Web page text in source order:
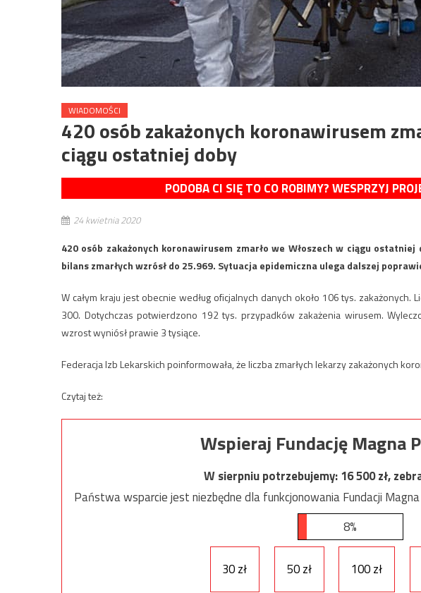
WIADOMOŚCI
420 osób zakażonych koronawirusem
ciągu ostatniej doby
PODOBA CI SIĘ TO CO ROBIMY? WESPRZYJ
24 kwietnia 2020
420 osób zakażonych koronawirusem zmarło we Włoszech w ciągu
bilans zmarłych wzrósł do 25.969. Sytuacja epidemiczna ulega dalszej
W całym kraju jest obecnie według oficjalnych danych około 106 tys. zakażonych.
300. Dotychczas potwierdzono 192 tys. przypadków zakażenia wirusem.
wzrost wyniósł prawie 3 tysiące.
Federacja Izb Lekarskich poinformowała, że liczba zmarłych lekarzy zakażonych
Czytaj też:
Wspieraj Fundację Magna
W sierpniu potrzebujemy:16 500zł,
Państwa wsparcie jest niezbędne dla funkcjonowania Fundacji
8%
30 zł 50 zł 100 zł